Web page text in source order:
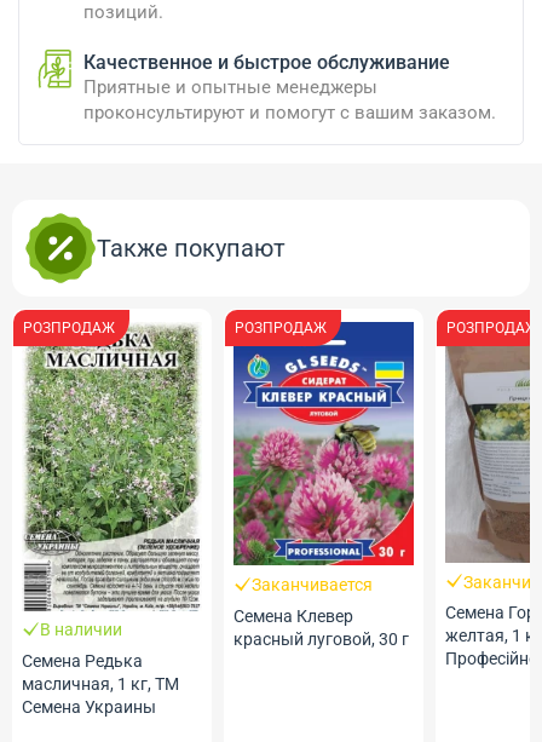
позиций.
Качественное и быстрое обслуживание
Приятные и опытные менеджеры
проконсультируют и помогут с вашим заказом.
Также покупают
РОЗПРОДАЖ
В наличии
Семена Редька
масличная, 1 кг, ТМ
Семена Украины
РОЗПРОДАЖ
Заканчивается
Семена Клевер
красный луговой, 30 г
РОЗПРОДАЖ
Семена
желтая, 1
Професійне